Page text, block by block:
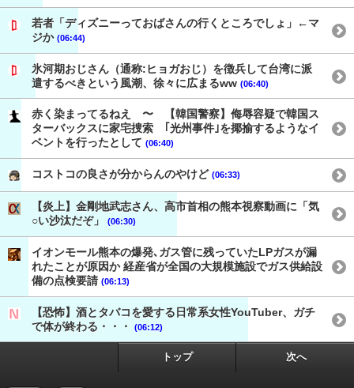
若者「ディズニーっておばさんの行くところでしょ」←マ
ジか (06:44)
氷河期おじさん（通称:ヒョガおじ）を徴兵して台湾に派
遣するべきという風潮、徐々に広まるww (06:40)
赤く染まってるねえ 〜 【韓国警察】侮辱容疑で韓国ス
ターバックスに家宅捜索 ｢光州事件｣を揶揄するようなイ
ベントを行ったとして (06:40)
コストコの良さが分からんのやけど (06:33)
【炎上】金剛地武志さん、高市首相の熊本視察動画に「気
○い沙汰だぞ」
(06:30)
イオンモール熊本の爆発､ガス管に残っていたLPガスが漏
れたことが原因か 経産省が全国の大規模施設でガス供給設
備の点検要請 (06:13)
【恐怖】酒とタバコを愛する日常系女性YouTuber、ガチ
で体が終わる・・・
(06:12)
トップ 次へ